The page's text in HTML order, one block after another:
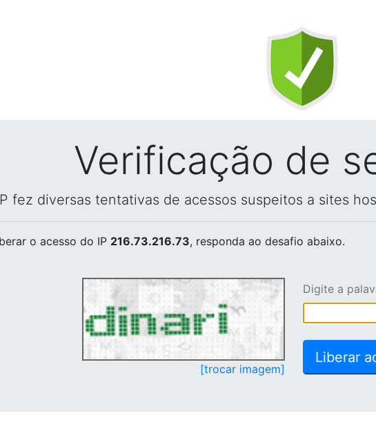
Verificação de
fez diversas tentativas de acessos suspeitos a sites
o acesso do IP 216.73.216.73, responda ao desafio abaixo.
[trocar imagem]
Digite a